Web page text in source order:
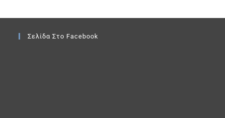
Σελίδα Στο Facebook